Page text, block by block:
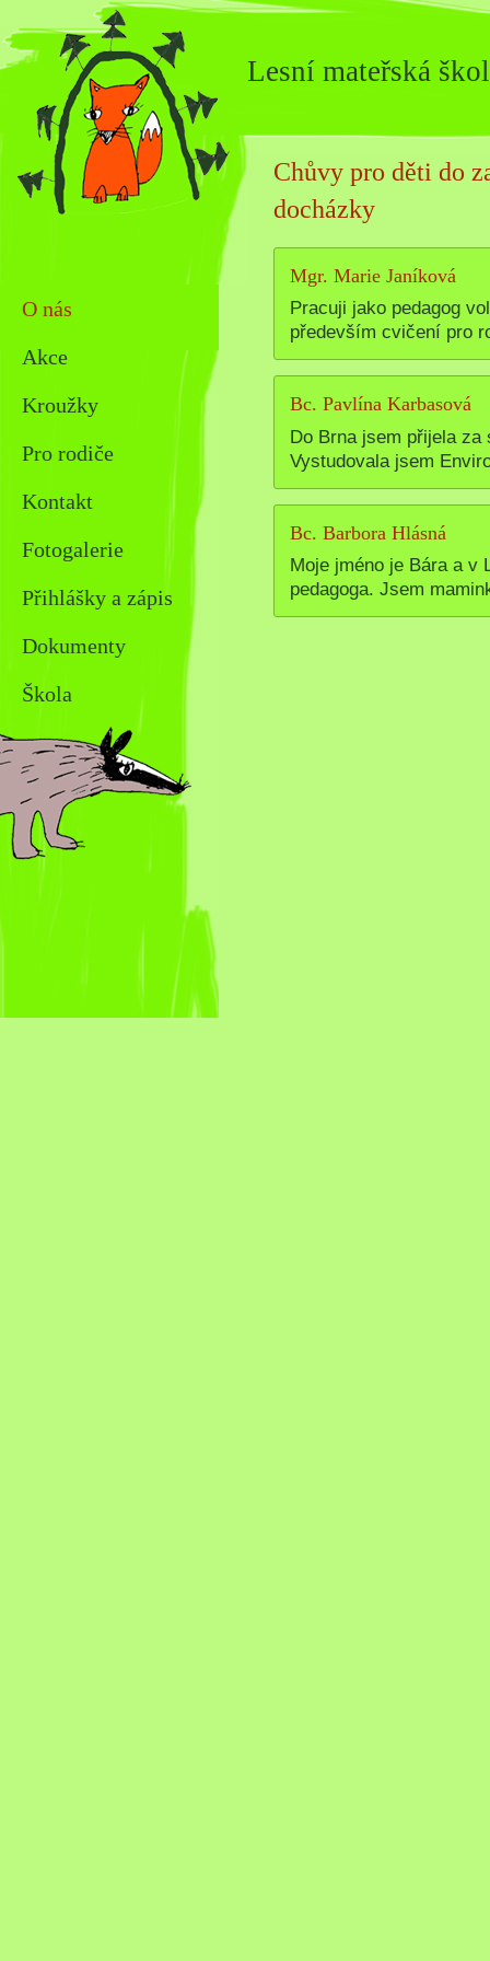
Chůvy pro děti do
docházky
Mgr. Marie Janíková
Pracuji jako pedagog
především cvičení pro
Bc. Pavlína Karbasová
Do Brna jsem přijela za
Vystudovala jsem
Bc. Barbora Hlásná
Moje jméno je Bára a v
pedagoga. Jsem
Lesní mateřská
O nás
Akce
Kroužky
Pro rodiče
Kontakt
Fotogalerie
Přihlášky a zápis
Dokumenty
Škola